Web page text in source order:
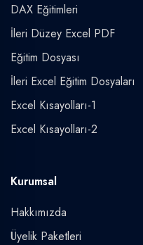
DAX Eğitimleri
İleri Düzey Excel PDF
Eğitim Dosyası
İleri Excel Eğitim Dosyaları
Excel Kısayolları-1
Excel Kısayolları-2
Kurumsal
Hakkımızda
Üyelik Paketleri